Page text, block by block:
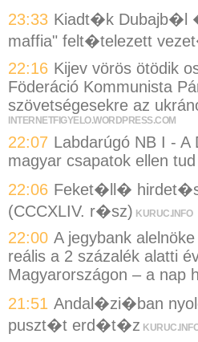
23:33 Kiadt�k Dubajb�l
maffia" felt�telezett
22:16 Kijev vörös ötödik
Föderáció Kommunista
szövetségesekre az
INTERNETFIGYELO.WORDPRESS.COM
22:07 Labdarúgó NB I - A
magyar csapatok ellen
22:06 Feket�ll�
(CCCXLIV. r�sz) KURUC.INFO
22:00 A jegybank
reális a 2 százalék alatti
Magyarországon – a nap
21:51 Andal�zi�ban
puszt�t erd�t�z